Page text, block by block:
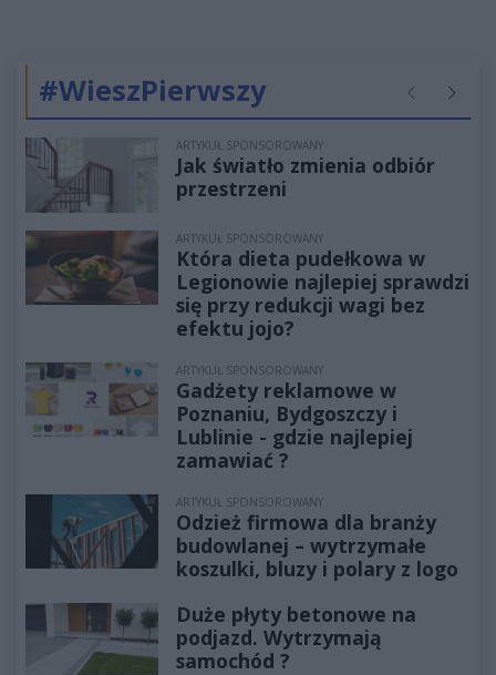
#WieszPierwszy Poprzednie
ARTYKUŁ SPONSOROWANY
Jak światło zmienia odbiór
przestrzeni
ARTYKUŁ SPONSOROWANY
Która dieta pudełkowa w
Legionowie najlepiej sprawdzi
się przy redukcji wagi bez
efektu jojo?
ARTYKUŁ SPONSOROWANY
Gadżety reklamowe w
Poznaniu, Bydgoszczy i
Lublinie - gdzie najlepiej
zamawiać ?
ARTYKUŁ SPONSOROWANY
Odzież firmowa dla branży
budowlanej – wytrzymałe
koszulki, bluzy i polary z logo
Duże płyty betonowe na
podjazd. Wytrzymają
samochód ?